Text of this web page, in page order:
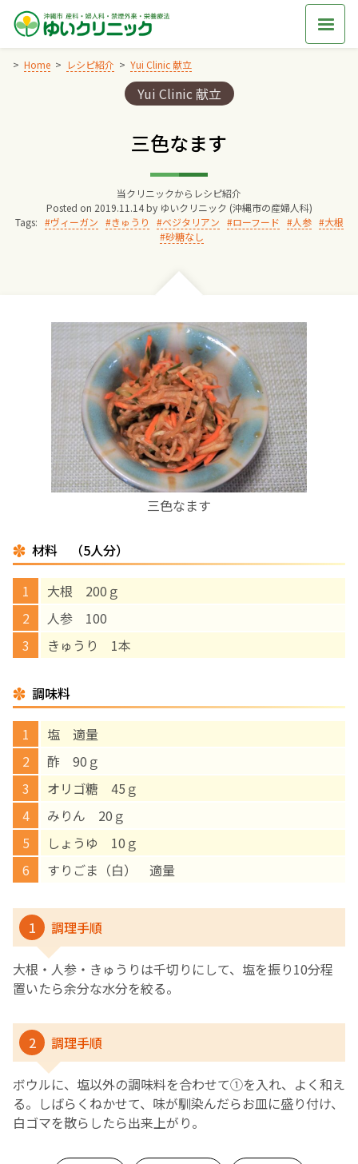
Skip
content
Home レシピ紹介 Yui Clinic 献立
Categories:
Yui Clinic 献立
三色なます
当クリニックからレシピ紹介
Posted on 2019.11.14 by ゆいクリニック (沖縄市の産婦人科)
Tags:
ヴィーガン きゅうり ベジタリアン ローフード 人参
大根
砂糖なし
三色なます
材料 （5人分）
大根 200ｇ
人参 100
きゅうり 1本
調味料
塩 適量
酢 90ｇ
オリゴ糖 45ｇ
みりん 20ｇ
しょうゆ 10ｇ
すりごま（白） 適量
1 調理手順
大根・人参・きゅうりは千切りにして、塩を振り10分程
置いたら余分な水分を絞る。
2 調理手順
ボウルに、塩以外の調味料を合わせて①を入れ、よく和え
る。しばらくねかせて、味が馴染んだらお皿に盛り付け、
白ゴマを散らしたら出来上がり。
院長からのごあいさつ
妊婦健診
お産について
親と子の結びつき支援
母乳育児
その他の診療内容
‘さんルーム’ でさまざまな講座・クラス
遠方にお住まいで当院での出産を希望される方へ
医師プロフィール